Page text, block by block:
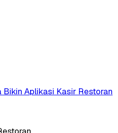
Bikin Aplikasi Kasir Restoran